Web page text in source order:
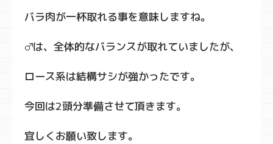
バラ肉が一杯取れる事を意味しますね。
♂は、全体的なバランスが取れていましたが、
ロース系は結構サシが強かったです。
今回は2頭分準備させて頂きます。
宜しくお願い致します。